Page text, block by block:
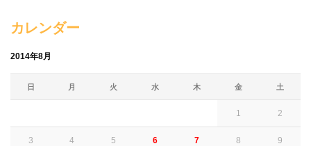
カレンダー
2014年8月
日 月 火 水 木 金 土
1 2
3 4 5 6 7 8 9